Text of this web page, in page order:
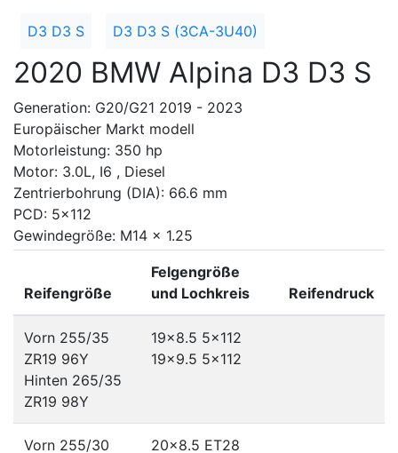
D3 D3 S D3 D3 S (3CA-3U40)
2020 BMW Alpina D3 D3 S
Generation: G20/G21 2019 - 2023
Europäischer Markt modell
Motorleistung: 350 hp
Motor: 3.0L, I6 , Diesel
Zentrierbohrung (DIA): 66.6 mm
PCD: 5x112
Gewindegröße: M14 x 1.25
Reifengröße
Felgengröße
und Lochkreis
Reifendruck
Vorn 255/35
ZR19 96Y
Hinten 265/35
ZR19 98Y
19x8.5 5x112
19x9.5 5x112
Vorn 255/30
20x8.5 ET28